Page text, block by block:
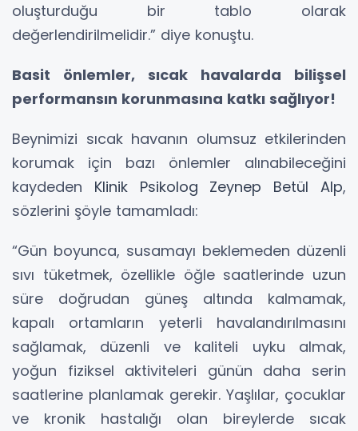
oluşturduğu bir tablo olarak
değerlendirilmelidir.” diye konuştu.
Basit önlemler, sıcak havalarda bilişsel
performansın korunmasına katkı sağlıyor!
Beynimizi sıcak havanın olumsuz etkilerinden
korumak için bazı önlemler alınabileceğini
kaydeden Klinik Psikolog Zeynep Betül Alp,
sözlerini şöyle tamamladı:
“Gün boyunca, susamayı beklemeden düzenli
sıvı tüketmek, özellikle öğle saatlerinde uzun
süre doğrudan güneş altında kalmamak,
kapalı ortamların yeterli havalandırılmasını
sağlamak, düzenli ve kaliteli uyku almak,
yoğun fiziksel aktiviteleri günün daha serin
saatlerine planlamak gerekir. Yaşlılar, çocuklar
ve kronik hastalığı olan bireylerde sıcak